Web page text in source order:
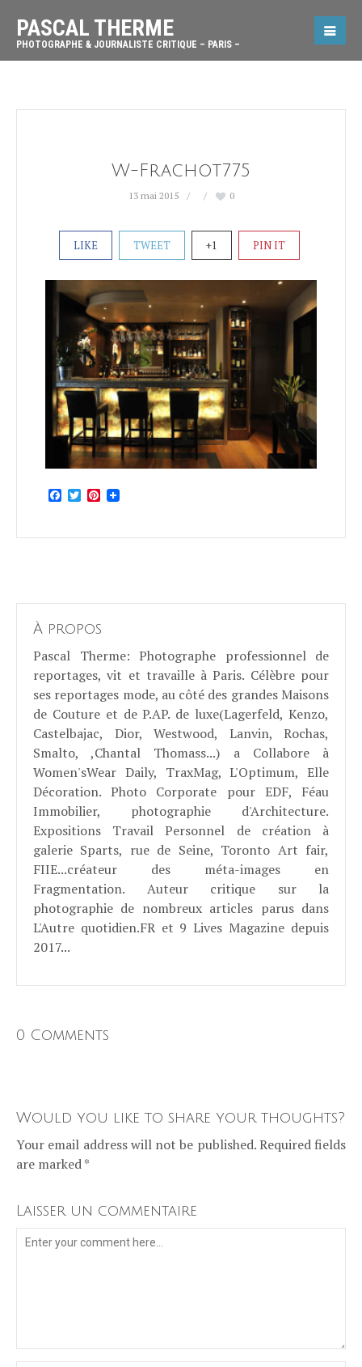
PASCAL THERME
PHOTOGRAPHE & JOURNALISTE CRITIQUE – PARIS –
W-Frachot775
13 mai 2015 0
LIKE TWEET +1 PIN IT
Facebook
TwitterPinterest
À propos
Pascal Therme: Photographe professionnel de
reportages, vit et travaille à Paris. Célèbre pour
ses reportages mode, au côté des grandes Maisons
de Couture et de P.AP. de luxe(Lagerfeld, Kenzo,
Castelbajac, Dior, Westwood, Lanvin, Rochas,
Smalto, ,Chantal Thomass...) a Collabore à
Women'sWear Daily, TraxMag, L'Optimum, Elle
Décoration. Photo Corporate pour EDF, Féau
Immobilier, photographie d'Architecture.
Expositions Travail Personnel de création à
galerie Sparts, rue de Seine, Toronto Art fair,
FIIE...créateur des méta-images en
Fragmentation. Auteur critique sur la
photographie de nombreux articles parus dans
L'Autre quotidien.FR et 9 Lives Magazine depuis
2017...
0 Comments
Would you like to share your thoughts?
Your email address will not be published. Required fields
are marked *
Laisser un commentaire